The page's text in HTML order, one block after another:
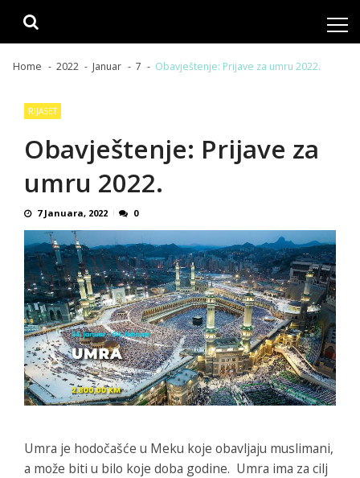
Home 2022 Januar 7 Obavještenje: Prijave za umru 2022.
RIJASET
Obavještenje: Prijave za
umru 2022.
7 Januara, 2022 0
Umra je hodočašće u Meku koje obavljaju muslimani,
a može biti u bilo koje doba godine. Umra ima za cilj